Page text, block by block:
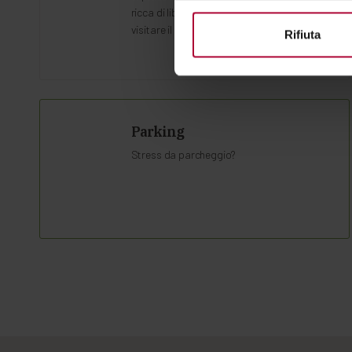
Rifiuta
ricca di libri, da romanzi a guide per
visitare il territorio.
Parking
Stress da parcheggio?